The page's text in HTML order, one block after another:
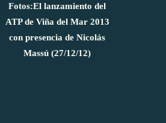
Fotos:El lanzamiento del
ATP de Viña del Mar 2013
con presencia de Nicolás
Massú (27/12/12)